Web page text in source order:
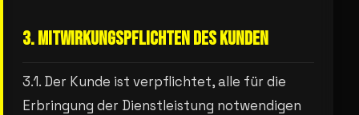
3. MITWIRKUNGSPFLICHTEN DES KUNDEN
3.1. Der Kunde ist verpflichtet, alle für die
Erbringung der Dienstleistung notwendigen